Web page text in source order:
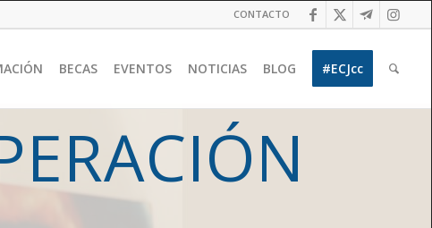
CONTACTO
BECAS EVENTOS NOTICIAS BLOG #ECJcc